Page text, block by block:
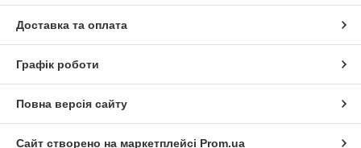
Доставка та оплата
Графік роботи
Повна версія сайту
Сайт створено на маркетплейсі Prom.ua